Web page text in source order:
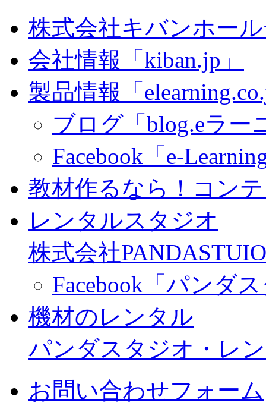
株式会社キバンホー
会社情報「kiban.jp」
製品情報「
ブログ「blog.eラー
Facebook「e-
教材作るなら！コン
レンタルスタジオ
株式会社
Facebook「パンダ
機材のレンタル
パンダスタジオ・レ
お問い合わせフォーム